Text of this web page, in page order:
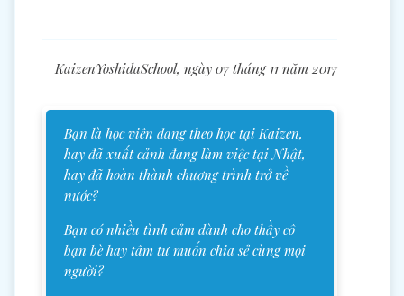
KaizenYoshidaSchool, ngày 07 tháng 11 năm 2017
Bạn là học viên đang theo học tại Kaizen,
hay đã xuất cảnh đang làm việc tại Nhật,
hay đã hoàn thành chương trình trở về
nước?
Bạn có nhiều tình cảm dành cho thầy cô
bạn bè hay tâm tư muốn chia sẻ cùng mọi
người?